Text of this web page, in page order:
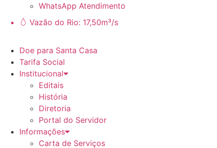
WhatsApp Atendimento
Vazão do Rio: 17,50m³/s
Doe para Santa Casa
Tarifa Social
Institucional
Editais
História
Diretoria
Portal do Servidor
Informações
Carta de Serviços